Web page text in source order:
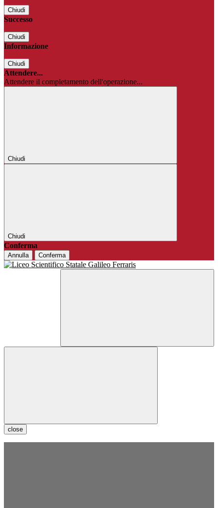
Chiudi
Successo
Chiudi
Informazione
Chiudi
Attendere...
Attendere il completamento dell'operazione...
Chiudi
Chiudi
Conferma
Annulla Conferma
close